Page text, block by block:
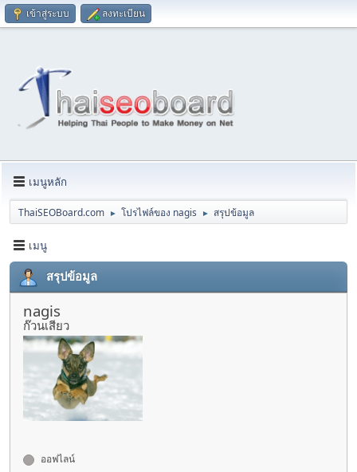
เข้าสู่ระบบ ลงทะเบียน
เมนูหลัก
ThaiSEOBoard.com ► โปรไฟล์ของ nagis ► สรุปข้อมูล
เมนู
สรุปข้อมูล
nagis
ก๊วนเสียว
ออฟไลน์